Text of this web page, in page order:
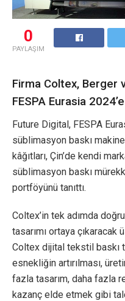
0
PAYLAŞIM
Firma Coltex, Berger
FESPA Eurasia 2024’e
Future Digital, FESPA
süblimasyon baskı
kâğıtları, Çin’de kendi
süblimasyon baskı
portföyünü tanıttı.
Coltex’in tek adımda
tasarımı ortaya
Coltex dijital tekstil
esnekliğin artırılması,
fazla tasarım, daha fazla
kazanç elde etmek gibi